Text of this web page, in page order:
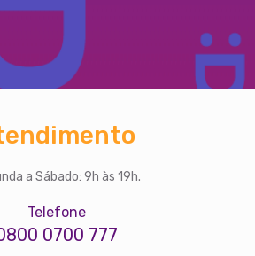
a Sábado: 9h às 19h.
Telefone
0700 777